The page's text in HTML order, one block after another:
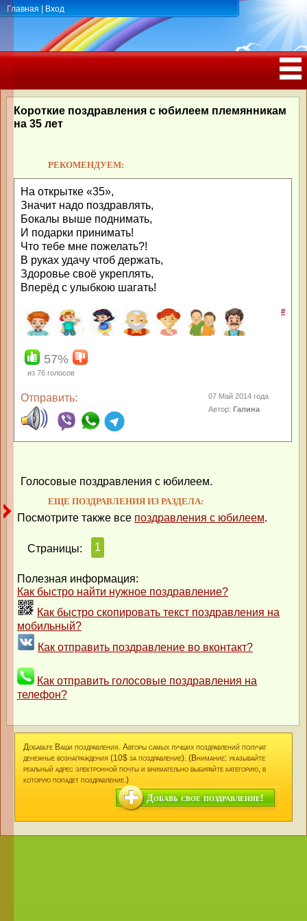
Главная Вход
РОЖДЕНИЯ, ЮБИЛЕЕМ
Короткие поздравления с юбилеем племянникам
на 35 лет
РЕКОМЕНДУЕМ:
На открытке «35»,
Значит надо поздравлять,
Бокалы выше поднимать,
И подарки принимать!
Что тебе мне пожелать?!
В руках удачу чтоб держать,
Здоровье своё укреплять,
Вперёд с улыбкою шагать!
#
57%
из 76 голосов
Отправить:
07 Май 2014 года
Автор:Галина
Голосовые поздравления с юбилеем.
ЕЩЕ ПОЗДРАВЛЕНИЯ ИЗ РАЗДЕЛА:
Посмотрите также все поздравления с юбилеем.
Страницы: 1
Полезная информация:
Как быстро найти нужное поздравление?
Как быстро скопировать текст поздравления на
мобильный?
Как отправить поздравление во вконтакт?
Как отправить голосовые поздравления на
телефон?
Добавьте Ваши поздравления. Авторы самых лучших поздравлений получат
денежные вознаграждения (10$ за поздравление). (Внимание: указывайте
реальный адрес электронной почты и внимательно выбирайте категорию, в
которую попадет поздравление.)
Добавь свое поздравление!